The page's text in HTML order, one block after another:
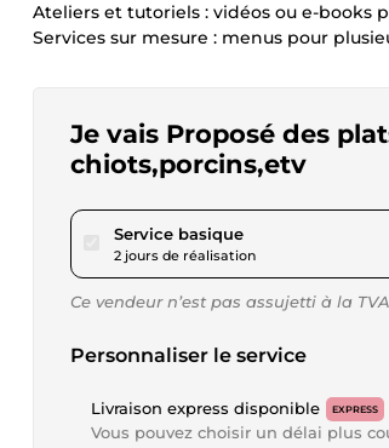
Ateliers et tutoriels : vidéos ou e-books
Services sur mesure : menus pour
Je vais Proposé des
chiots,porcins,etv
Service basiquepour 35,00 $US
2 jours de réalisation
Ce vendeur n’est pas assujetti à la
Personnaliser le service
Livraison express disponible EXPRESS
Vous pouvez choisir un délai plus